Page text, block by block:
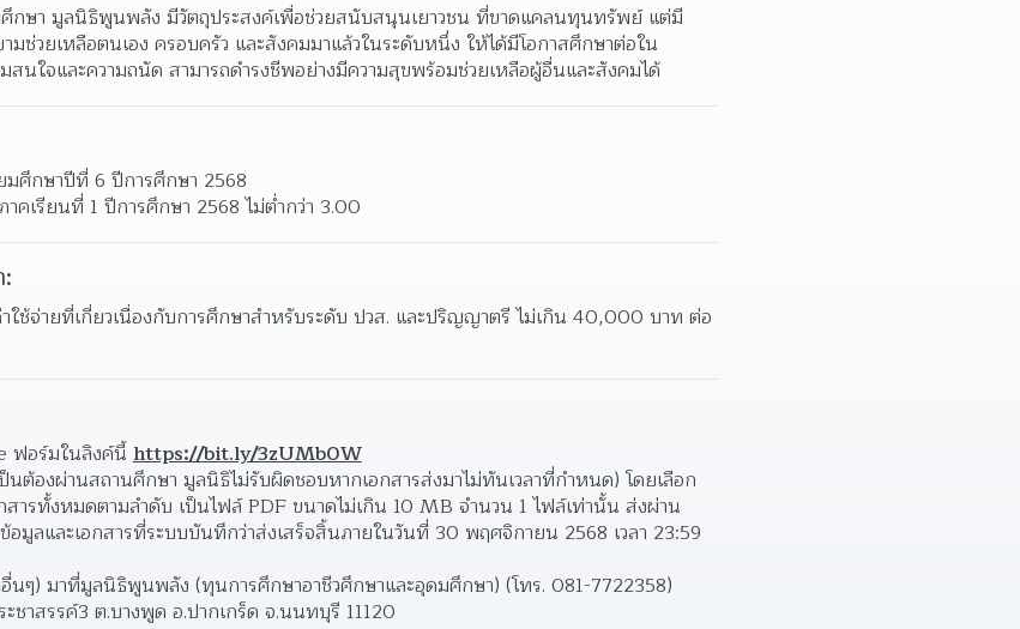
กษา มูลนิธิพูนพลัง มีวัตถุประสงค์เพื่อช่วยสนับสนุนเยาวชน ที่ขาดแคลนทุนทรัพย์ แต่มี
มช่วยเหลือตนเอง ครอบครัว และสังคมมาแล้วในระดับหนึ่ง ให้ได้มีโอกาสศึกษาต่อใน
นใจและความถนัด สามารถดํารงชีพอย่างมีความสุขพร้อมช่วยเหลือผู้อื่นและสังคมได้
ศึกษาปีที่ 6 ปีการศึกษา 2568
คเรียนที่ 1 ปีการศึกษา 2568 ไม่ต่ํากว่า 3.00
ช้จ่ายที่เกี่ยวเนื่องกับการศึกษาสำหรับระดับ ปวส. และปริญญาตรี ไม่เกิน 40,000 บาท ต่อ
ฟอร์มในลิงค์นี้ https://bit.ly/3zUMb0W
นต้องผ่านสถานศึกษา มูลนิธิไม่รับผิดชอบหากเอกสารส่งมาไม่ทันเวลาที่กําหนด) โดยเลือก
สารทั้งหมดตามลําดับ เป็นไฟล์ PDF ขนาดไม่เกิน 10 MB จํานวน 1 ไฟล์เท่านั้น ส่งผ่าน
มูลและเอกสารที่ระบบบันทึกว่าส่งเสร็จสิ้นภายในวันที่ 30 พฤศจิกายน 2568 เวลา 23:59
ๆ) มาที่มูลนิธิพูนพลัง (ทุนการศึกษาอาชีวศึกษาและอุดมศึกษา) (โทร. 081-7722358)
าสรรค์3 ต.บางพูด อ.ปากเกร็ด จ.นนทบุรี 11120